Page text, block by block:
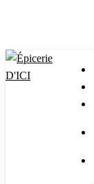
main
content